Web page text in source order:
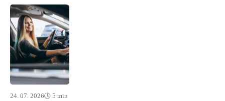
24. 07. 2026🕓 5 min